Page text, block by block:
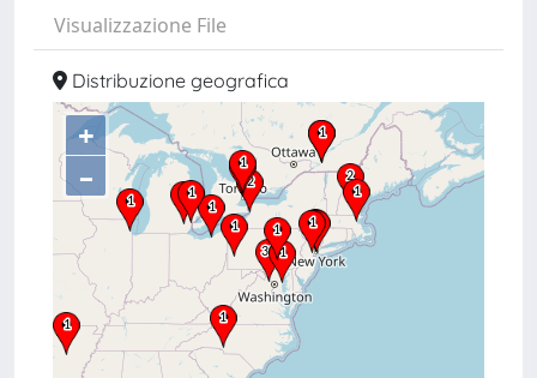
Visualizzazione File
Distribuzione geografica
+
–